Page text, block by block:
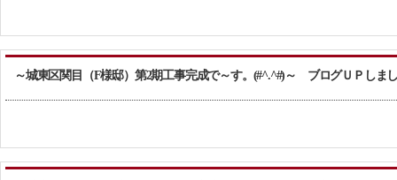
～城東区関目（F様邸）第2期工事完成で～す。(#^.^#)～ ブログＵＰしま